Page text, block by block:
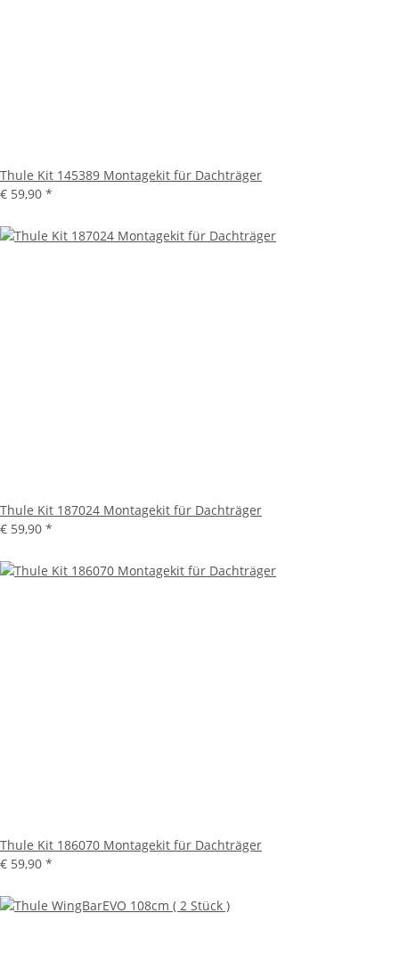
Thule Kit 145389 Montagekit für Dachträger
€ 59,90 *
Thule Kit 187024 Montagekit für Dachträger
€ 59,90 *
Thule Kit 186070 Montagekit für Dachträger
€ 59,90 *